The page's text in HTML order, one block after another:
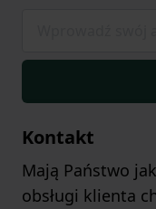
Kontakt
Mają Państwo
obsługi klienta